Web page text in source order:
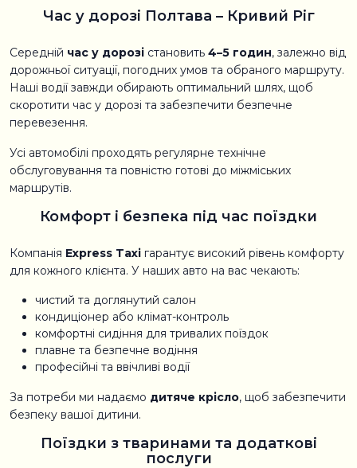
Час у дорозі Полтава – Кривий Ріг
Середній час у дорозі становить 4–5 годин, залежно від
дорожньої ситуації, погодних умов та обраного маршруту.
Наші водії завжди обирають оптимальний шлях, щоб
скоротити час у дорозі та забезпечити безпечне
перевезення.
Усі автомобілі проходять регулярне технічне
обслуговування та повністю готові до міжміських
маршрутів.
Комфорт і безпека під час поїздки
Компанія Express Taxi гарантує високий рівень комфорту
для кожного клієнта. У наших авто на вас чекають:
чистий та доглянутий салон
кондиціонер або клімат-контроль
комфортні сидіння для тривалих поїздок
плавне та безпечне водіння
професійні та ввічливі водії
За потреби ми надаємо дитяче крісло, щоб забезпечити
безпеку вашої дитини.
Поїздки з тваринами та додаткові
послуги